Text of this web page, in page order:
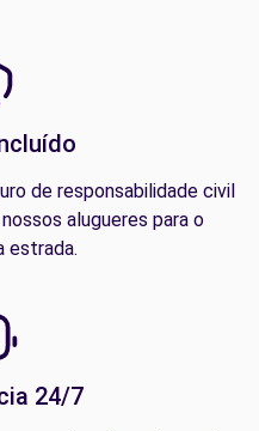
de responsabilidade civil
alugueres para o
estrada.
24/7